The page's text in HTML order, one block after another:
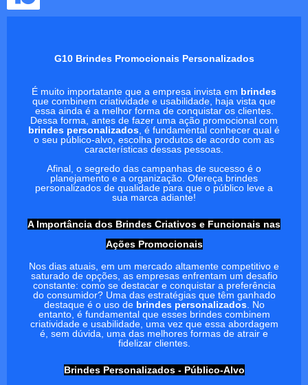
G10 Brindes Promocionais Personalizados
É muito importatante que a empresa invista em brindes
que combinem criatividade e usabilidade, haja vista que
essa ainda é a melhor forma de conquistar os clientes.
Dessa forma, antes de fazer uma ação promocional com
brindes personalizados , é fundamental conhecer qual é
o seu público-alvo, escolha produtos de acordo com as
características dessas pessoas.
Afinal, o segredo das campanhas de sucesso é o
planejamento e a organização. Ofereça brindes
personalizados de qualidade para que o público leve a
sua marca adiante!
A Importância dos Brindes Criativos e Funcionais nas
Ações Promocionais
Nos dias atuais, em um mercado altamente competitivo e
saturado de opções, as empresas enfrentam um desafio
constante: como se destacar e conquistar a preferência
do consumidor? Uma das estratégias que têm ganhado
destaque é o uso de brindes personalizados. No
entanto, é fundamental que esses brindes combinem
criatividade e usabilidade, uma vez que essa abordagem
é, sem dúvida, uma das melhores formas de atrair e
fidelizar clientes.
Brindes Personalizados - Público-Alvo